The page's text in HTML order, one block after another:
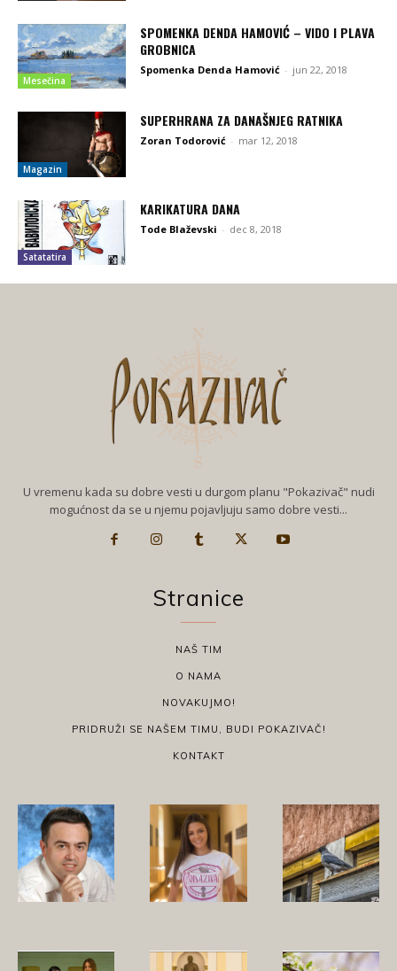
Mesečina
SPOMENKA DENDA HAMOVIĆ – VIDO I PLAVA
GROBNICA
Spomenka Denda Hamović - jun 22, 2018
Magazin
SUPERHRANA ZA DANAŠNJEG RATNIKA
Zoran Todorović - mar 12, 2018
Satatatira
KARIKATURA DANA
Tode Blaževski - dec 8, 2018
U vremenu kada su dobre vesti u durgom planu "Pokazivač" nudi
mogućnost da se u njemu pojavljuju samo dobre vesti...
Stranice
NAŠ TIM
O NAMA
NOVAKUJMO!
PRIDRUŽI SE NAŠEM TIMU, BUDI POKAZIVAČ!
KONTAKT